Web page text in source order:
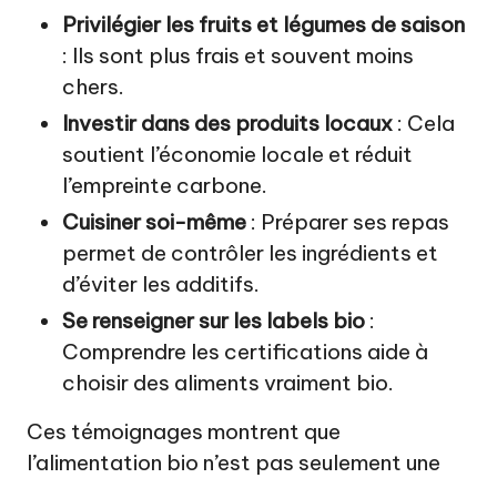
Privilégier les fruits et légumes de saison
: Ils sont plus frais et souvent moins
chers.
Investir dans des produits locaux : Cela
soutient l’économie locale et réduit
l’empreinte carbone.
Cuisiner soi-même : Préparer ses repas
permet de contrôler les ingrédients et
d’éviter les additifs.
Se renseigner sur les labels bio :
Comprendre les certifications aide à
choisir des aliments vraiment bio.
Ces témoignages montrent que
l’alimentation bio n’est pas seulement une